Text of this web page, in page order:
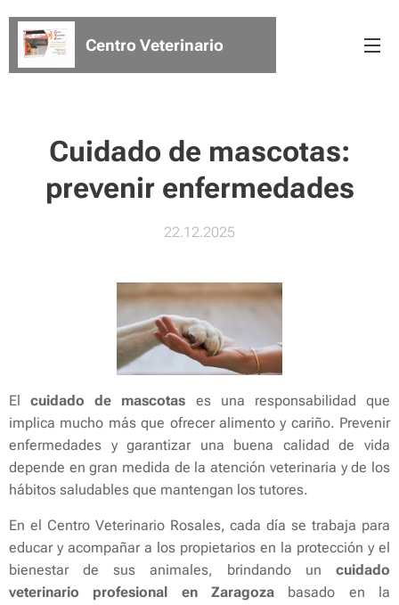
Centro Veterinario
Rosales
Cuidado de mascotas:
prevenir enfermedades
22.12.2025
Elcuidado de mascotas es una responsabilidad que
implica mucho más que ofrecer alimento y cariño. Prevenir
enfermedades y garantizar una buena calidad de vida
depende en gran medida de la atención veterinaria y de los
hábitos saludables que mantengan los tutores.
En el Centro Veterinario Rosales, cada día se trabaja para
educar y acompañar a los propietarios en la protección y el
bienestar de sus animales, brindando un cuidado
veterinario profesional en Zaragoza basado en la